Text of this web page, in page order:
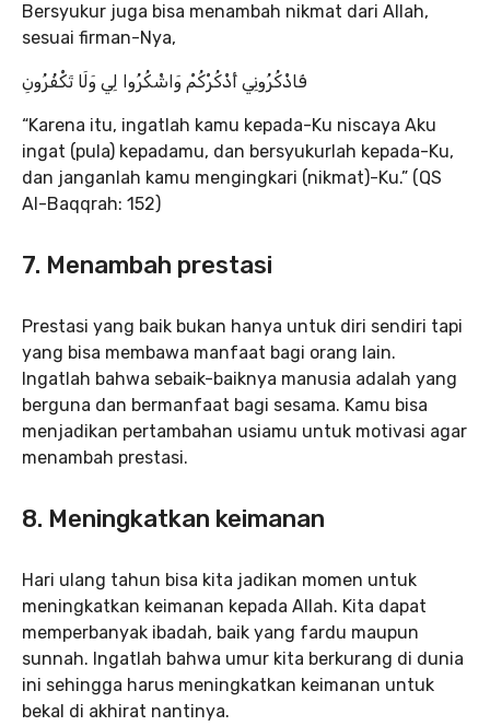
Bersyukur juga bisa menambah nikmat dari Allah,
sesuai firman-Nya,
فَاذْكُرُونِي أَذْكُرْكُمْ وَاشْكُرُوا لِي وَلَا تَكْفُرُونِ
“Karena itu, ingatlah kamu kepada-Ku niscaya Aku
ingat (pula) kepadamu, dan bersyukurlah kepada-Ku,
dan janganlah kamu mengingkari (nikmat)-Ku.” (QS
Al-Baqqrah: 152)
7. Menambah prestasi
Prestasi yang baik bukan hanya untuk diri sendiri tapi
yang bisa membawa manfaat bagi orang lain.
Ingatlah bahwa sebaik-baiknya manusia adalah yang
berguna dan bermanfaat bagi sesama. Kamu bisa
menjadikan pertambahan usiamu untuk motivasi agar
menambah prestasi.
8. Meningkatkan keimanan
Hari ulang tahun bisa kita jadikan momen untuk
meningkatkan keimanan kepada Allah. Kita dapat
memperbanyak ibadah, baik yang fardu maupun
sunnah. Ingatlah bahwa umur kita berkurang di dunia
ini sehingga harus meningkatkan keimanan untuk
bekal di akhirat nantinya.